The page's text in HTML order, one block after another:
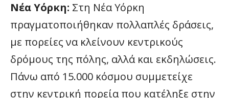
Νέα Υόρκη: Στη Νέα Υόρκη
πραγματοποιήθηκαν πολλαπλές δράσεις,
με πορείες να κλείνουν κεντρικούς
δρόμους της πόλης, αλλά και εκδηλώσεις.
Πάνω από 15.000 κόσμου συμμετείχε
στην κεντρική πορεία που κατέληξε στην